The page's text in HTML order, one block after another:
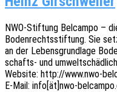
NWO-Stif­tung Belcam­po –
Boden­rechts­stif­tung. Sie
an der Lebens­grund­la­ge
schafts- und
Website: http://www.nwo-
E‑Mail: info[ät]nwo-